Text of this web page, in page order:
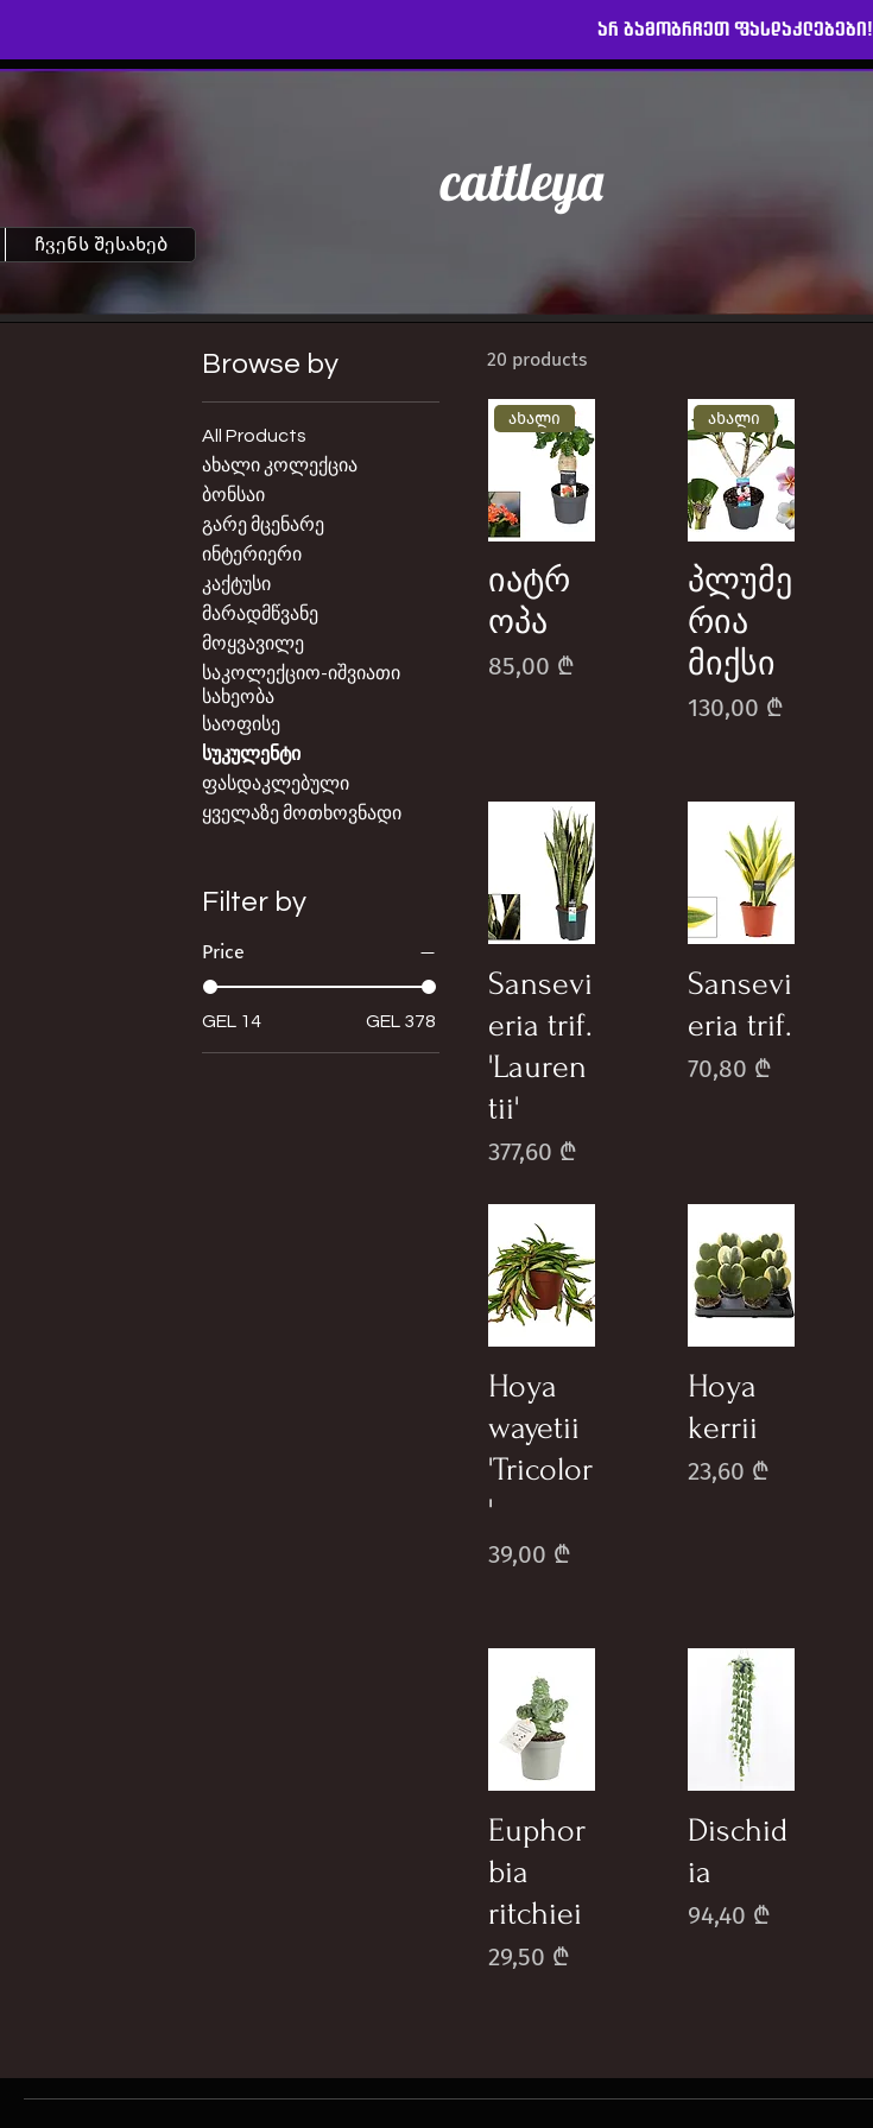
არ გამოგრჩეთ ფასდაკლებები!
cattleya
ჩვენს შესახებ
Browse by
All Products
ახალი კოლექცია
ბონსაი
გარე მცენარე
ინტერიერი
კაქტუსი
მარადმწვანე
მოყვავილე
საკოლექციო-იშვიათი
სახეობა
საოფისე
სუკულენტი
ფასდაკლებული
ყველაზე მოთხოვნადი
Filter by
Price
GEL 14 GEL 378
20 products
ახალი
იატრ
ოპა
Price
85,00 ₾
ახალი
პლუმე
რია
მიქსი
Price
130,00 ₾
Sansevi
eria trif.
'Lauren
tii'
Price
377,60 ₾
Sansevi
eria trif.
Price
70,80 ₾
Hoya
wayetii
'Tricolor
'
Price
39,00 ₾
Hoya
kerrii
Price
23,60 ₾
Euphor
bia
ritchiei
Price
29,50 ₾
Dischid
ia
Price
94,40 ₾